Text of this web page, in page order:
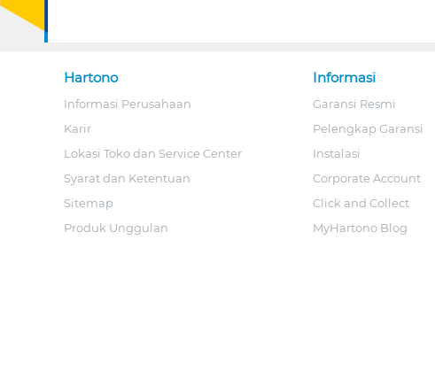
Hartono
Informasi Perusahaan
Karir
Lokasi Toko dan Service Center
Syarat dan Ketentuan
Sitemap
Produk Unggulan
Informasi
Garansi Resmi
Pelengkap Garansi
Instalasi
Corporate Account
Click and Collect
MyHartono Blog